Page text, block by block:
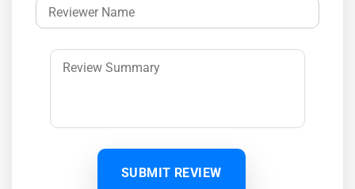
SUBMIT REVIEW